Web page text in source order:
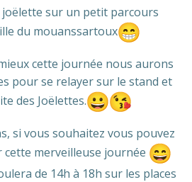
joëlette sur un petit parcours
du mouanssartoux
cette journée nous aurons
pour se relayer sur le stand et
des Joëlettes.
si vous souhaitez vous pouvez
merveilleuse journée
de 14h à 18h sur les places